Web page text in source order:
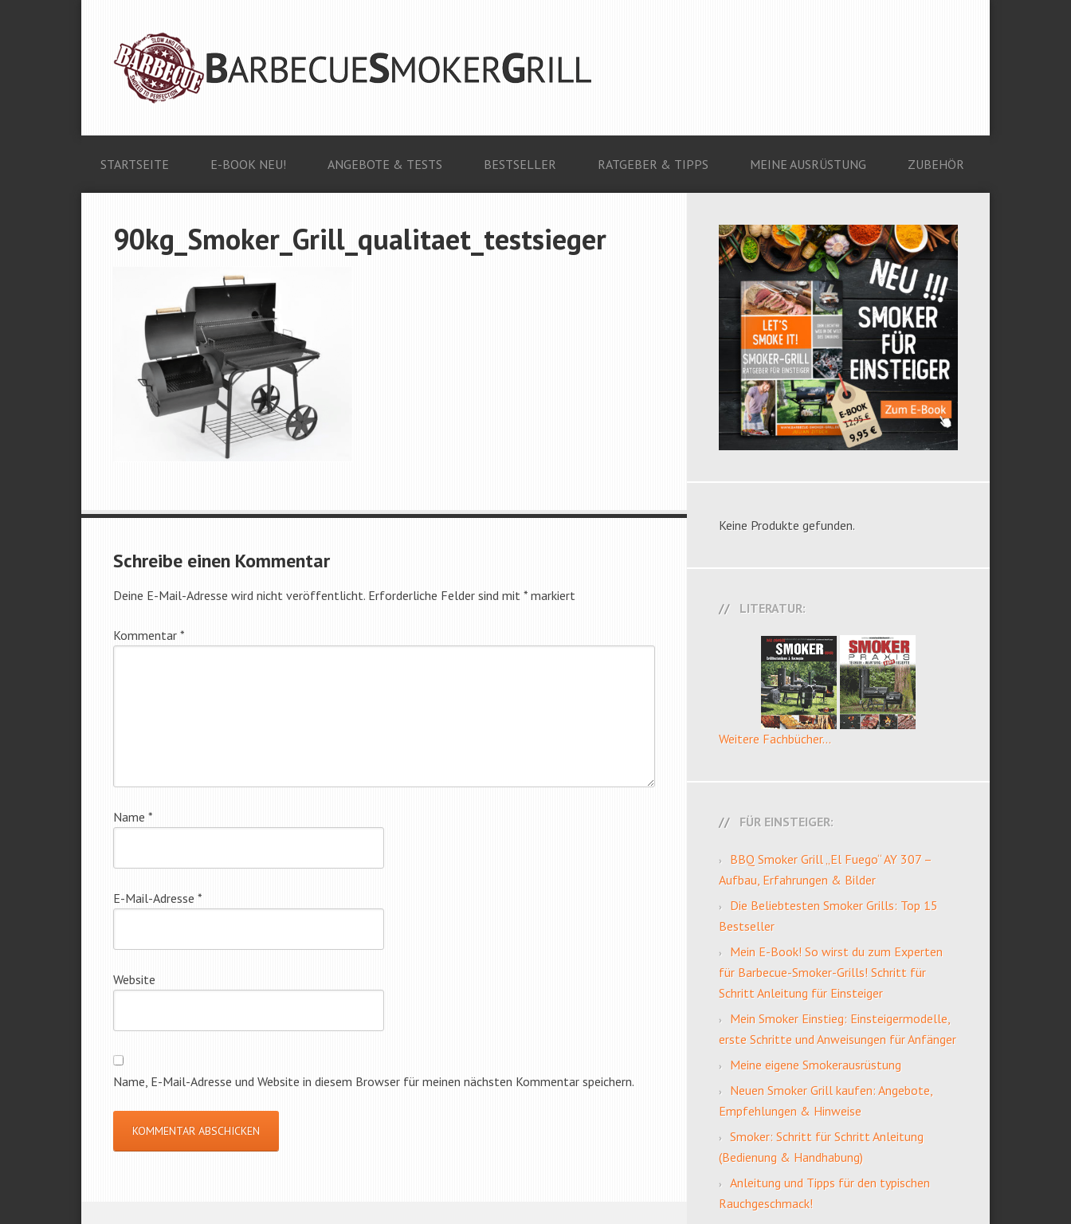
STARTSEITE E-BOOK NEU! ANGEBOTE & TESTS BESTSELLER RATGEBER & TIPPS MEINE AUSRÜSTUNG ZUBEHÖR
90kg_Smoker_Grill_qualitaet_testsieger
Schreibe einen Kommentar
Deine E-Mail-Adresse wird nicht veröffentlicht. Erforderliche Felder sind mit * markiert
Kommentar *
Name *
E-Mail-Adresse *
Website
Name, E-Mail-Adresse und Website in diesem Browser für meinen nächsten Kommentar speichern.
Keine Produkte gefunden.
LITERATUR:
Weitere Fachbücher...
FÜR EINSTEIGER:
BBQ Smoker Grill „El Fuego“ AY 307 –
Aufbau, Erfahrungen & Bilder
Die Beliebtesten Smoker Grills: Top 15
Bestseller
Mein E-Book! So wirst du zum Experten
für Barbecue-Smoker-Grills! Schritt für
Schritt Anleitung für Einsteiger
Mein Smoker Einstieg: Einsteigermodelle,
erste Schritte und Anweisungen für Anfänger
Meine eigene Smokerausrüstung
Neuen Smoker Grill kaufen: Angebote,
Empfehlungen & Hinweise
Smoker: Schritt für Schritt Anleitung
(Bedienung & Handhabung)
Anleitung und Tipps für den typischen
Rauchgeschmack!